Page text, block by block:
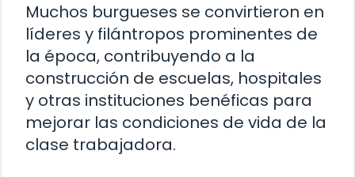
Muchos burgueses se convirtieron en
líderes y filántropos prominentes de
la época, contribuyendo a la
construcción de escuelas, hospitales
y otras instituciones benéficas para
mejorar las condiciones de vida de la
clase trabajadora.